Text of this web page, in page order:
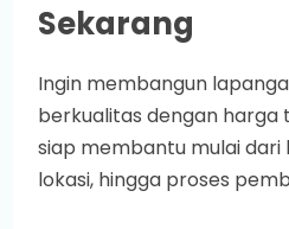
Sekarang
Ingin membangun
berkualitas dengan harga
siap membantu mulai dari
lokasi, hingga proses